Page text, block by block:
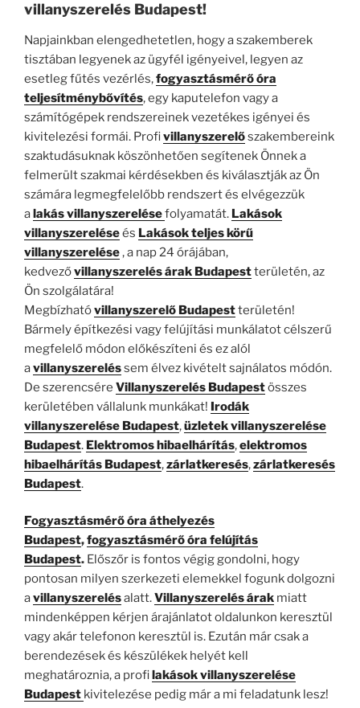
villanyszerelés Budapest!
Napjainkban elengedhetetlen, hogy a szakemberek
tisztában legyenek az ügyfél igényeivel, legyen az
esetleg fűtés vezérlés,fogyasztásmérő óra
teljesítménybővítés, egy kaputelefon vagy a
számítógépek rendszereinek vezetékes igényei és
kivitelezési formái. Profivillanyszerelőszakembereink
szaktudásuknak köszönhetően segítenek Önnek a
felmerült szakmai kérdésekben és kiválasztják az Ön
számára legmegfelelőbb rendszert és elvégezzük
alakás villanyszerelésefolyamatát. Lakások
villanyszereléseés Lakások teljes körű
villanyszerelése, a nap 24 órájában,
kedvezővillanyszerelés árak Budapestterületén, az
Ön szolgálatára!
Megbízhatóvillanyszerelő Budapestterületén!
Bármely építkezési vagy felújítási munkálatot célszerű
megfelelő módon előkészíteni és ez alól
avillanyszereléssem élvez kivételt sajnálatos módón.
De szerencsére Villanyszerelés Budapestösszes
kerületében vállalunk munkákat! Irodák
villanyszerelése Budapest,üzletek villanyszerelése
Budapest. Elektromos hibaelhárítás,elektromos
hibaelhárítás Budapest,zárlatkeresés,zárlatkeresés
Budapest.
Fogyasztásmérő óra áthelyezés
Budapest,fogyasztásmérő óra felújítás
Budapest. Előszőr is fontos végig gondolni, hogy
pontosan milyen szerkezeti elemekkel fogunk dolgozni
avillanyszerelésalatt.Villanyszerelés árak miatt
mindenképpen kérjen árajánlatot oldalunkon keresztül
vagy akár telefonon keresztül is. Ezután már csak a
berendezések és készülékek helyét kell
meghatároznia, a profi lakások villanyszerelése
Budapest kivitelezése pedig már a mi feladatunk lesz!